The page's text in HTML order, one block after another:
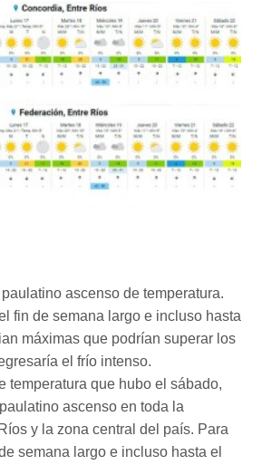
ascenso de temperatura.
fin de semana largo e incluso hasta
máximas que podrían superar los
el frío intenso.
temperatura que hubo el sábado,
ascenso en toda la
y la zona central del país. Para
semana largo e incluso hasta el